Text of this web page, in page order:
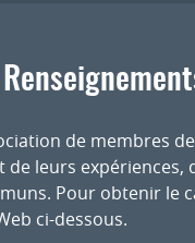
de membres
leurs expériences,
Pour obtenir le
ci-dessous.